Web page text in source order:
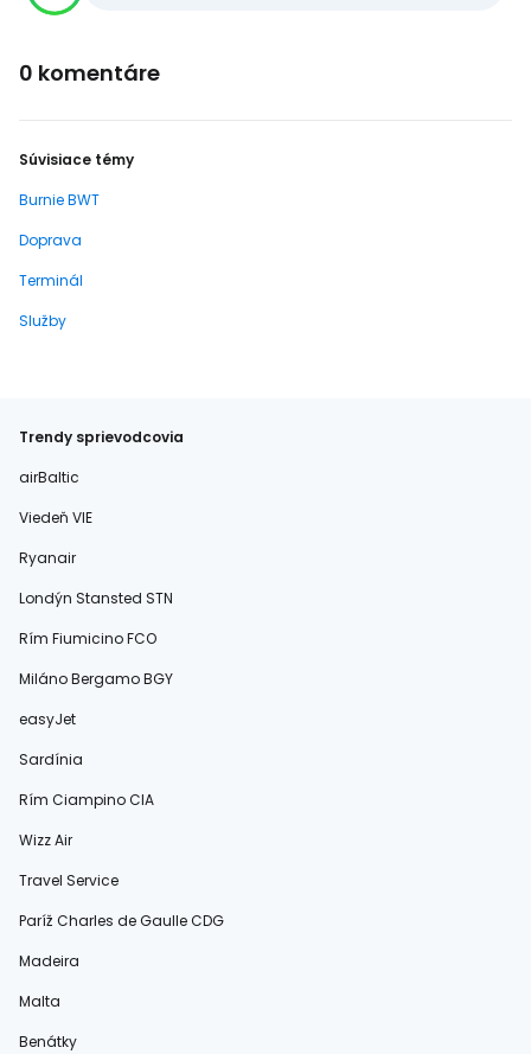
0 komentáre
Súvisiace témy
Burnie BWT
Doprava
Terminál
Služby
Trendy sprievodcovia
airBaltic
Viedeň VIE
Ryanair
Londýn Stansted STN
Rím Fiumicino FCO
Miláno Bergamo BGY
easyJet
Sardínia
Rím Ciampino CIA
Wizz Air
Travel Service
Paríž Charles de Gaulle CDG
Madeira
Malta
Benátky